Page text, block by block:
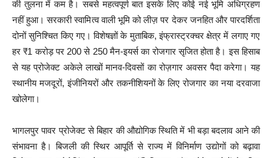
की तुलना में कम है। सबसे महत्वपूर्ण बात इसके लिए कोई नई भूमि अधिग्रहण
नहीं हुआ। सरकारी स्वामित्व वाली भूमि को लीज़ पर देकर जनहित और पारदर्शिता
दोनों सुनिश्चित किए गए। विशेषज्ञों के मुताबिक, इंफ्रास्ट्रक्चर क्षेत्र में लगाए गए
हर ₹1 करोड़ पर 200 से 250 मैन-इयर्स का रोजगार सृजित होता है। इस हिसाब
से यह प्रोजेक्ट अकेले लाखों मानव-दिवसों का रोज़गार अवसर पैदा करेगा। यह
स्थानीय मजदूरों, इंजीनियरों और तकनीशियनों के लिए रोजगार का नया दरवाजा
खोलेगा।
भागलपुर पावर प्रोजेक्ट से बिहार की औद्योगिक स्थिति में भी बड़ा बदलाव आने की
संभावना है। बिजली की स्थिर आपूर्ति से राज्य में विनिर्माण उद्योगों को बढ़ावा